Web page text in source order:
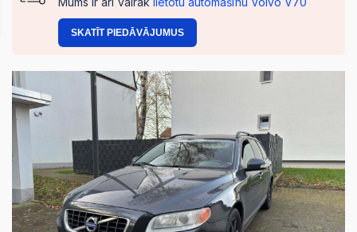
SKATĪT PIEDĀVĀJUMUS